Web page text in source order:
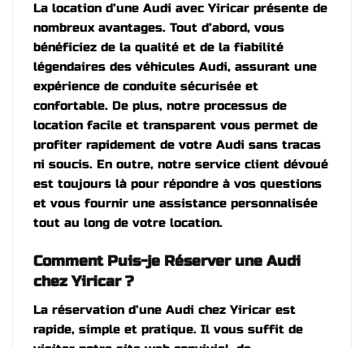
La location d’une Audi avec Yiricar présente de
nombreux avantages. Tout d’abord, vous
bénéficiez de la qualité et de la fiabilité
légendaires des véhicules Audi, assurant une
expérience de conduite sécurisée et
confortable. De plus, notre processus de
location facile et transparent vous permet de
profiter rapidement de votre Audi sans tracas
ni soucis. En outre, notre service client dévoué
est toujours là pour répondre à vos questions
et vous fournir une assistance personnalisée
tout au long de votre location.
Comment Puis-je Réserver une Audi
chez Yiricar ?
La réservation d’une Audi chez Yiricar est
rapide, simple et pratique. Il vous suffit de